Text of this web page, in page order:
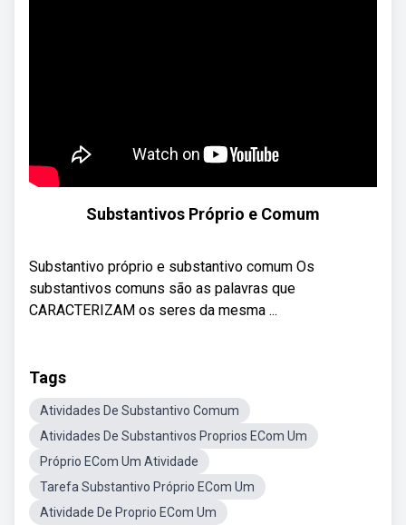
Substantivos Próprio e Comum
Substantivo próprio e substantivo comum Os
substantivos comuns são as palavras que
CARACTERIZAM os seres da mesma ...
Tags
Atividades De Substantivo Comum
Atividades De Substantivos Proprios ECom Um
Próprio ECom Um Atividade
Tarefa Substantivo Próprio ECom Um
Atividade De Proprio ECom Um